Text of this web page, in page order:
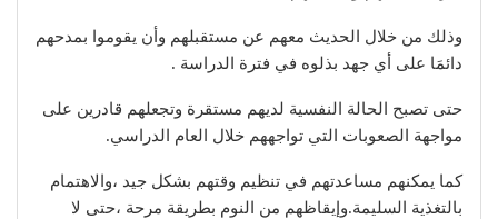
وذلك من خلال الحديث معهم عن مستقبلهم وأن يقوموا بمدحهم
دائمَا على أي جهد بذلوه في فترة الدراسة .
حتى تصبح الحالة النفسية لديهم مستقرة وتجعلهم قادرين على
مواجهة الصعوبات التي تواجههم خلال العام الدراسي.
كما يمكنهم مساعدتهم في تنظيم وقتهم بشكل جيد ،والاهتمام
بالتغذية السليمة.وإيقاظهم من النوم بطريقة مرحة ،حتى لا